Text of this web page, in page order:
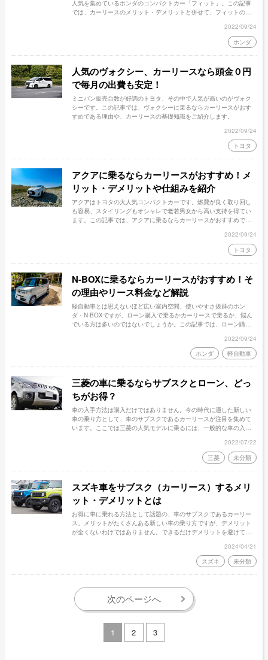
人気を集めているホンダのコンパクトカー「フィット」。この記事
では、カーリースのメリット・デメリットと併せて、フィットのカ
フィットのカーリースを考えている方はぜひ、参考にしてくださ
2022/09/24
ホンダ
人気のヴォクシー、カーリースなら頭金０円
で毎月の出費も安定！
ミニバン販売台数が好調のトヨタ、その中で人気が高いのがヴォク
シーです。この記事では、ヴォクシーに乗るならカーリースがおす
すめである理由や、カーリースの基礎知識をご紹介します。
2022/09/24
トヨタ
アクアに乗るならカーリースがおすすめ！メ
リット・デメリットや仕組みを紹介
アクアはトヨタの大人気コンパクトカーです。燃費が良く取り回し
も容易、スタイリングもオシャレで老若男女から高い支持を得てい
ます。この記事では、アクアに乗るならカーリースがおすすめであ
2022/09/24
トヨタ
N-BOXに乗るならカーリースがおすすめ！そ
の理由やリース料金など解説
軽自動車とは思えないほど広い室内空間、使いやすさ抜群のホン
ダ・N-BOXですが、ローン購入で乗るかカーリースで乗るか、悩ん
でいる方は多いのではないでしょうか。この記事では、ローン購入
2022/09/24
ホンダ
軽自動車
三菱の車に乗るならサブスクとローン、どっ
ちがお得？
車の入手方法は購入だけではありません。今の時代に適した新しい
車の乗り方として、車のサブスクであるカーリースが注目を集めて
います。ここでは三菱の人気モデルに乗るには、一般的な車の入手
2022/07/22
三菱
未分類
スズキ車をサブスク（カーリース）するメリ
ット・デメリットとは
お得に車に乗れる方法として話題の、車のサブスクであるカーリー
ス。メリットがたくさんある新しい車の乗り方ですが、デメリット
が全くないわけではありません。できるだけデメリットを避けて賢
2024/04/21
スズキ
未分類
次のページへ
1 2 3